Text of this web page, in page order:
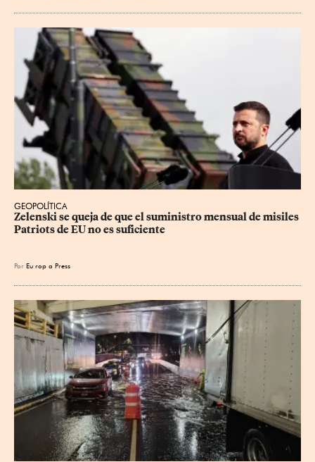
GEOPOLÍTICA
Zelenski se queja de que el suministro mensual de misiles
Patriots de EU no es suficiente
Por Eu rop a Press